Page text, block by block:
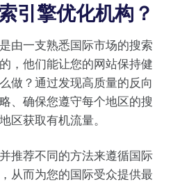
引擎优化机构？
由一支熟悉国际市场的搜索
，他们能让您的网站保持健
做？通过发现高质量的反向
、确保您遵守每个地区的搜
区获取有机流量。
推荐不同的方法来遵循国际
从而为您的国际受众提供最